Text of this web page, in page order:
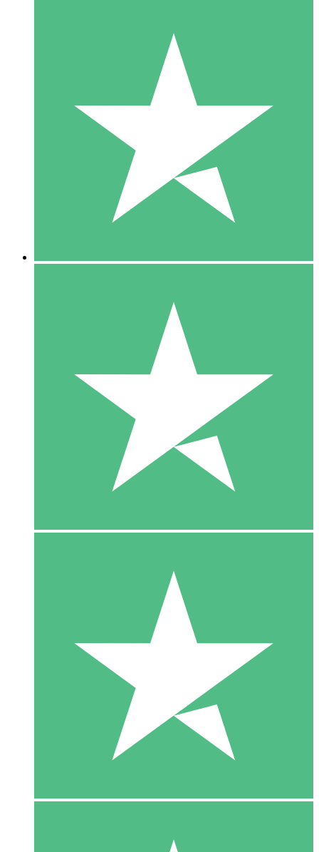
Individuella Kreditpaket
Betala per användning med nedladdningskrediter. Inget
1 Nedladdningar
10 00
10 Nedladdningar
20 00